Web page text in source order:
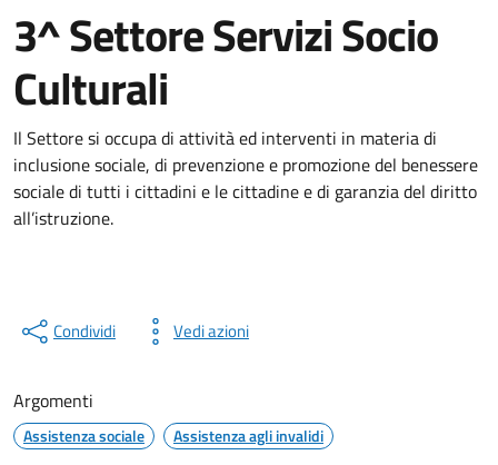
3^ Settore Servizi Socio
Culturali
Il Settore si occupa di attività ed interventi in materia di
inclusione sociale, di prevenzione e promozione del benessere
sociale di tutti i cittadini e le cittadine e di garanzia del diritto
all’istruzione.
Condividi Vedi azioni
Argomenti
Assistenza sociale Assistenza agli invalidi